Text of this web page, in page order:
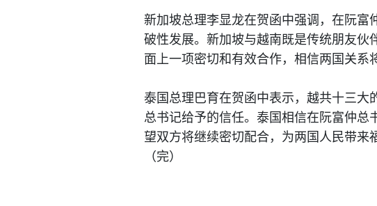
新加坡总理李显龙在贺函中强调，在阮富
破性发展。新加坡与越南既是传统朋友伙
面上一项密切和有效合作，相信两国关系
泰国总理巴育在贺函中表示，越共十三
总书记给予的信任。泰国相信在阮富仲
望双方将继续密切配合，为两国人民带来
（完）